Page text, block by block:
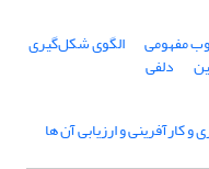
مفهومی الگوی شکل‌گیری
دلفی
کارآفرینی و ارزیابی آن ها